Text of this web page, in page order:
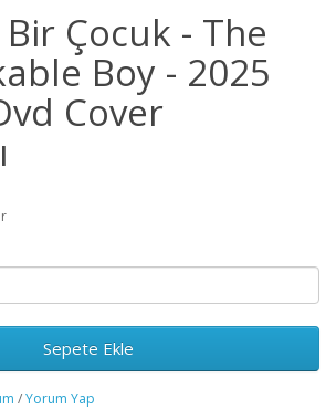
Bir Çocuk - The
Boy - 2025
Cover
Sepete Ekle
/Yorum Yap